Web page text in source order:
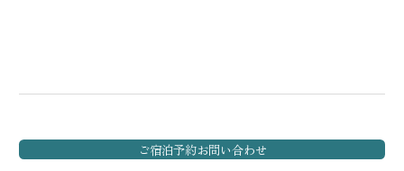
ご宿泊予約お問い合わせ